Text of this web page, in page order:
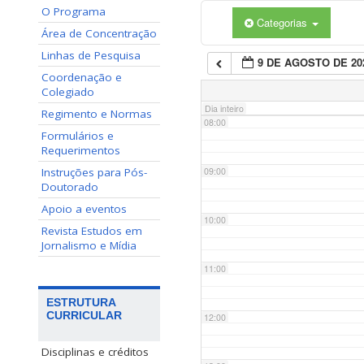
O Programa
Área de Concentração
Linhas de Pesquisa
Coordenação e
Colegiado
Regimento e Normas
Formulários e
Requerimentos
Instruções para Pós-
Doutorado
Apoio a eventos
Revista Estudos em
Jornalismo e Mídia
ESTRUTURA
CURRICULAR
Disciplinas e créditos
Categorias
9 DE AGOSTO DE
Dia inteiro
07:00
08:00
09:00
10:00
11:00
12:00